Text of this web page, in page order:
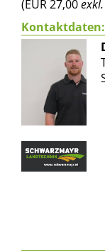
(EUR 27,00
Kontaktdaten: